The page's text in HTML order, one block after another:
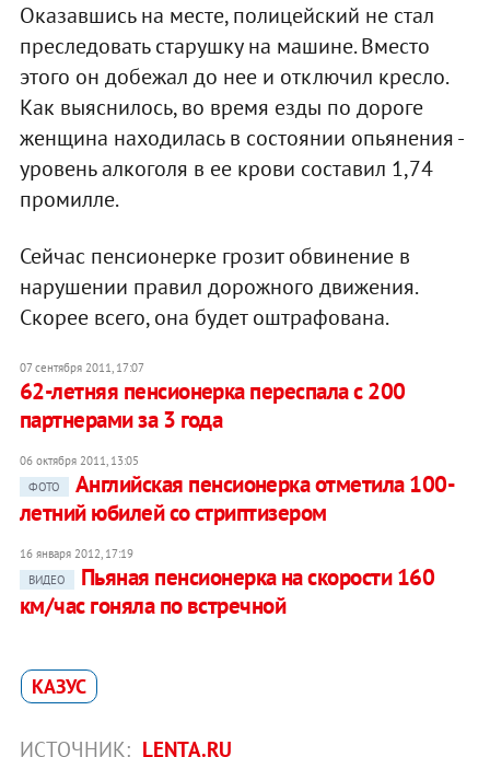
Оказавшись на месте, полицейский не стал
преследовать старушку на машине. Вместо
этого он добежал до нее и отключил кресло.
Как выяснилось, во время езды по дороге
женщина находилась в состоянии опьянения -
уровень алкоголя в ее крови составил 1,74
промилле.
Сейчас пенсионерке грозит обвинение в
нарушении правил дорожного движения.
Скорее всего, она будет оштрафована.
07 сентября 2011, 17:07
62-летняя пенсионерка переспала с 200
партнерами за 3 года
06 октября 2011, 13:05
ФОТО
Английская пенсионерка отметила 100-
летний юбилей со стриптизером
16 января 2012, 17:19
ВИДЕО
Пьяная пенсионерка на скорости 160
км/час гоняла по встречной
КАЗУС
ИСТОЧНИК: LENTA.RU